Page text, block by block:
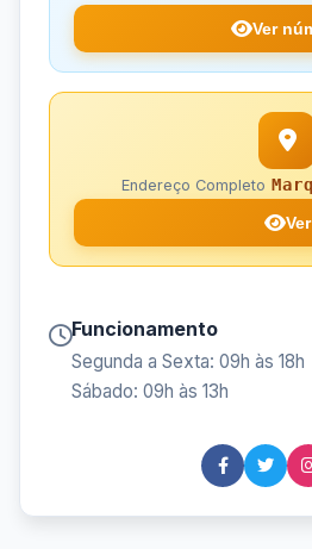
Ver
Endereço Completo
Ver
Funcionamento
Segunda a Sexta: 09h às 18h
Sábado: 09h às 13h